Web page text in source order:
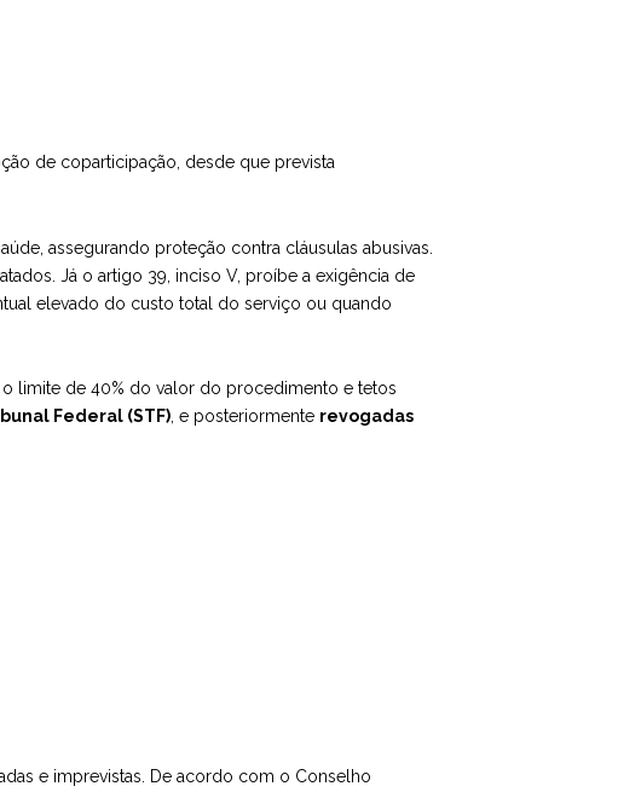
de coparticipação, desde que prevista
assegurando proteção contra cláusulas abusivas.
Já o artigo 39, inciso V, proíbe a exigência de
elevado do custo total do serviço ou quando
limite de 40% do valor do procedimento e tetos
Federal (STF), e posteriormente revogadas
e imprevistas. De acordo com o Conselho